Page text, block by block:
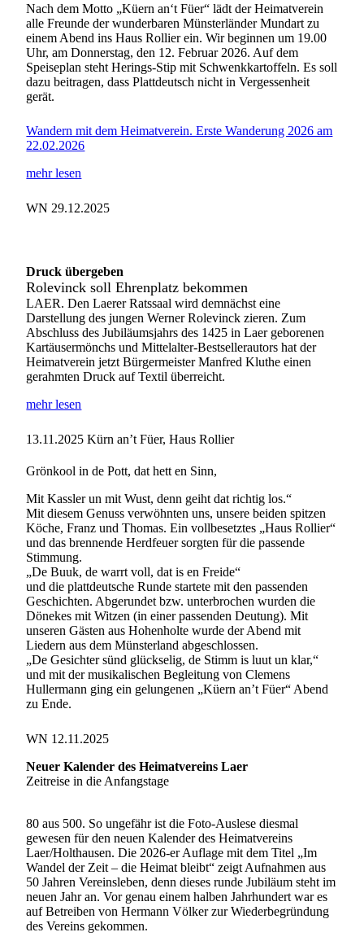
Nach dem Motto „Küern an‘t Füer“ lädt der Heimatverein
alle Freunde der wunderbaren Münsterländer Mundart zu
einem Abend ins Haus Rollier ein. Wir beginnen um 19.00
Uhr, am Donnerstag, den 12. Februar 2026. Auf dem
Speiseplan steht Herings-Stip mit Schwenkkartoffeln. Es soll
dazu beitragen, dass Plattdeutsch nicht in Vergessenheit
gerät.
Wandern mit dem Heimatverein. Erste Wanderung 2026 am
22.02.2026
mehr lesen
WN 29.12.2025
Druck übergeben
Rolevinck soll Ehrenplatz bekommen
LAER. Den Laerer Ratssaal wird demnächst eine
Darstellung des jungen Werner Rolevinck zieren. Zum
Abschluss des Jubiläumsjahrs des 1425 in Laer geborenen
Kartäusermönchs und Mittelalter-Bestsellerautors hat der
Heimatverein jetzt Bürgermeister Manfred Kluthe einen
gerahmten Druck auf Textil überreicht.
mehr lesen
13.11.2025 Kürn an’t Füer, Haus Rollier
Grönkool in de Pott, dat hett en Sinn,
Mit Kassler un mit Wust, denn geiht dat richtig los.“
Mit diesem Genuss verwöhnten uns, unsere beiden spitzen
Köche, Franz und Thomas. Ein vollbesetztes „Haus Rollier“
und das brennende Herdfeuer sorgten für die passende
Stimmung.
„De Buuk, de warrt voll, dat is en Freide“
und die plattdeutsche Runde startete mit den passenden
Geschichten. Abgerundet bzw. unterbrochen wurden die
Dönekes mit Witzen (in einer passenden Deutung). Mit
unseren Gästen aus Hohenholte wurde der Abend mit
Liedern aus dem Münsterland abgeschlossen.
„De Gesichter sünd glückselig, de Stimm is luut un klar,“
und mit der musikalischen Begleitung von Clemens
Hullermann ging ein gelungenen „Küern an’t Füer“ Abend
zu Ende.
WN 12.11.2025
Neuer Kalender des Heimatvereins Laer
Zeitreise in die Anfangstage
80 aus 500. So ungefähr ist die Foto-Auslese diesmal
gewesen für den neuen Kalender des Heimatvereins
Laer/Holthausen. Die 2026-er Auflage mit dem Titel „Im
Wandel der Zeit – die Heimat bleibt“ zeigt Aufnahmen aus
50 Jahren Vereinsleben, denn dieses runde Jubiläum steht im
neuen Jahr an. Vor genau einem halben Jahrhundert war es
auf Betreiben von Hermann Völker zur Wiederbegründung
des Vereins gekommen.